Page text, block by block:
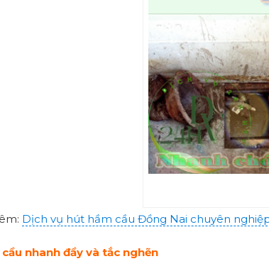
Dịch vụ hút hầm cầu Đồng Nai chuyên
nhanh đầy và tắc nghẽn